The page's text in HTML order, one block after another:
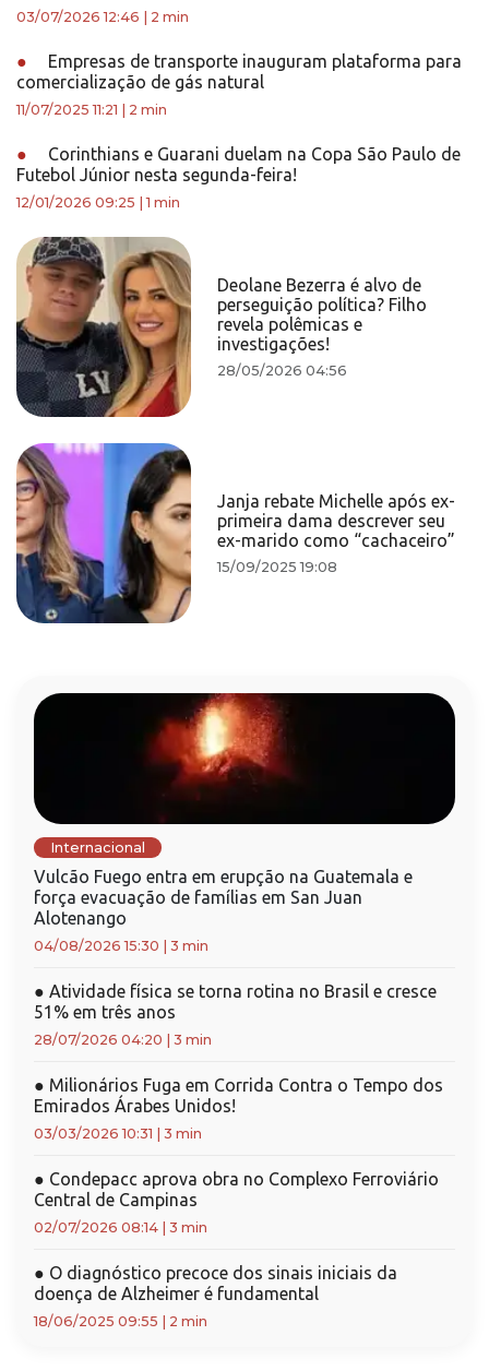
03/07/2026 12:46 2 min
●
Empresas de transporte inauguram plataforma para
comercialização de gás natural
11/07/2025 11:21 2 min
●
Corinthians e Guarani duelam na Copa São Paulo de
Futebol Júnior nesta segunda-feira!
12/01/2026 09:25 |1 min
Deolane Bezerra é alvo de
perseguição política? Filho
revela polêmicas e
investigações!
28/05/2026 04:56
Janja rebate Michelle após ex-
primeira dama descrever seu
ex-marido como “cachaceiro”
15/09/2025 19:08
Internacional
Vulcão Fuego entra em erupção na Guatemala e
força evacuação de famílias em San Juan
Alotenango
04/08/2026 15:30 3 min
● Atividade física se torna rotina no Brasil e cresce
51% em três anos
28/07/2026 04:20 3 min
● Milionários Fuga em Corrida Contra o Tempo dos
Emirados Árabes Unidos!
03/03/2026 10:31 3 min
● Condepacc aprova obra no Complexo Ferroviário
Central de Campinas
02/07/2026 08:14 3 min
● O diagnóstico precoce dos sinais iniciais da
doença de Alzheimer é fundamental
18/06/2025 09:55 2 min